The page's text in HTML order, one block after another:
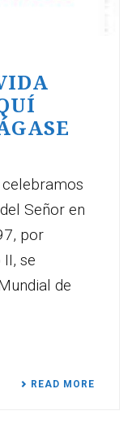
Señor en
por
se
de
READ MORE